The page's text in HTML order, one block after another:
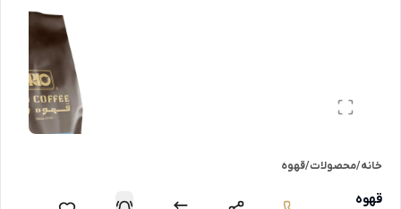
خانه/محصولات/قهوه
قهوه